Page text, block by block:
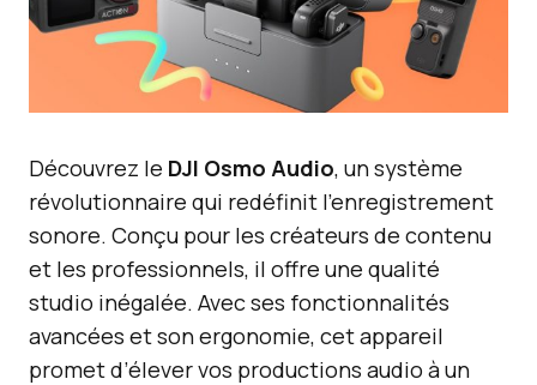
Découvrez le DJI Osmo Audio, un système
révolutionnaire qui redéfinit l’enregistrement
sonore. Conçu pour les créateurs de contenu
et les professionnels, il offre une qualité
studio inégalée. Avec ses fonctionnalités
avancées et son ergonomie, cet appareil
promet d’élever vos productions audio à un